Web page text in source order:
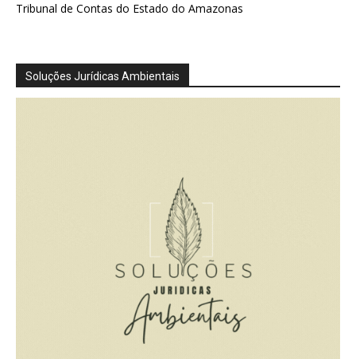
Tribunal de Contas do Estado do Amazonas
Soluções Jurídicas Ambientais